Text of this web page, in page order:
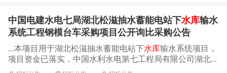
中国电建水电七局湖北松滋抽水蓄能电站下水库输水
系统工程钢模台车采购项目公开询比采购公告
...本项目用于湖北松滋抽水蓄能电站下水库输水系统项目，
项目资金已落实，中国水利水电第七工程局有限公司湖北...